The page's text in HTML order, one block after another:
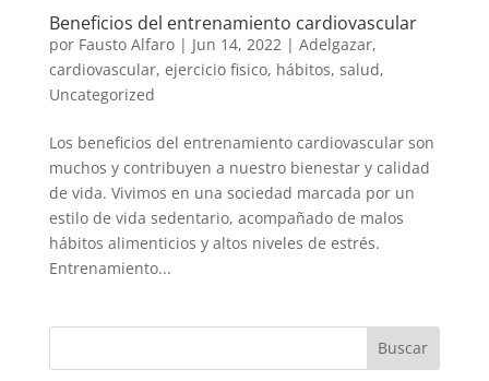
Beneficios del entrenamiento cardiovascular
por Fausto Alfaro| Jun 14, 2022 | Adelgazar,
cardiovascular, ejercicio fisico, hábitos, salud,
Uncategorized
Los beneficios del entrenamiento cardiovascular son
muchos y contribuyen a nuestro bienestar y calidad
de vida. Vivimos en una sociedad marcada por un
estilo de vida sedentario, acompañado de malos
hábitos alimenticios y altos niveles de estrés.
Entrenamiento...